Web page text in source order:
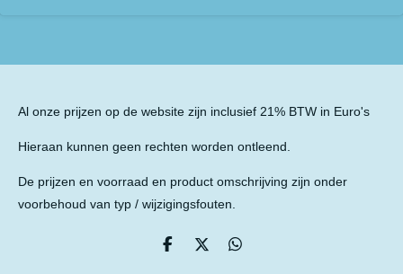
Al onze prijzen op de website zijn inclusief 21% BTW in Euro's
Hieraan kunnen geen rechten worden ontleend.
De prijzen en voorraad en product omschrijving zijn onder
voorbehoud van typ / wijzigingsfouten.
D
D
D